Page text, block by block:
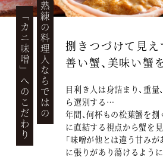
熟練の料理人ならではの
「
カニ味噌
」
へのこだわり
捌きつづけて見え
善い蟹、美味い蟹
目利き人は身詰まり、重
ら選別する…
年間、何杯もの松葉蟹を
に直結する視点から蟹を
「味噌が他とは違う甘みが
に張りがあり蕩けるように